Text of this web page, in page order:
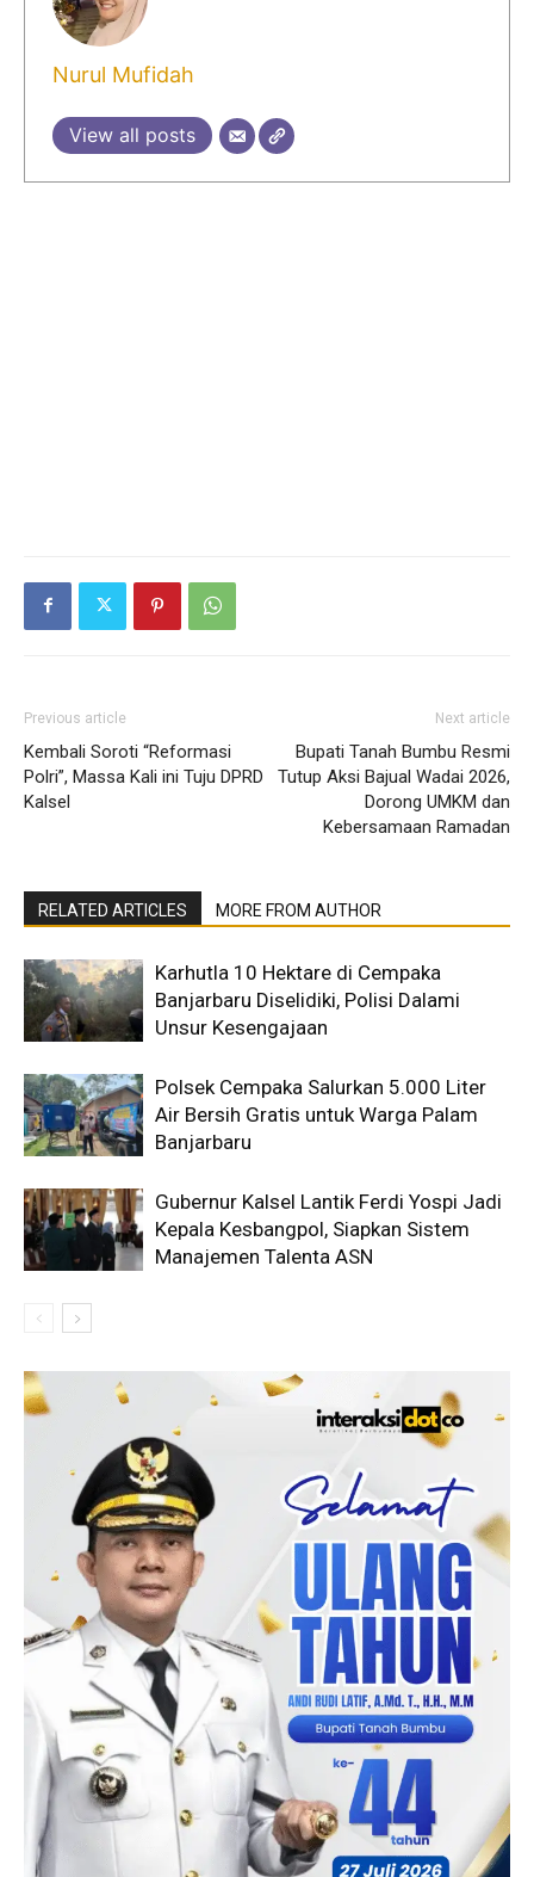
Nurul Mufidah
View all posts
Previous article
Kembali Soroti “Reformasi
Polri”, Massa Kali ini Tuju DPRD
Kalsel
Next article
Bupati Tanah Bumbu Resmi
Tutup Aksi Bajual Wadai 2026,
Dorong UMKM dan
Kebersamaan Ramadan
RELATED ARTICLES MORE FROM AUTHOR
Karhutla 10 Hektare di Cempaka
Banjarbaru Diselidiki, Polisi Dalami
Unsur Kesengajaan
Polsek Cempaka Salurkan 5.000 Liter
Air Bersih Gratis untuk Warga Palam
Banjarbaru
Gubernur Kalsel Lantik Ferdi Yospi Jadi
Kepala Kesbangpol, Siapkan Sistem
Manajemen Talenta ASN